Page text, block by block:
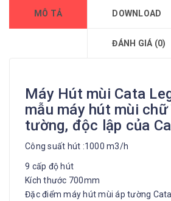
MÔ TẢ DOWNLOAD
ĐÁNH GIÁ (0)
Máy Hút mùi Cata
mẫu máy hút mùi chữ
tường, độc lập của
Công suất hút :1000 m3/h
9 cấp độ hút
Kích thước 700mm
Đặc điểm máy hút mùi áp tường Cata